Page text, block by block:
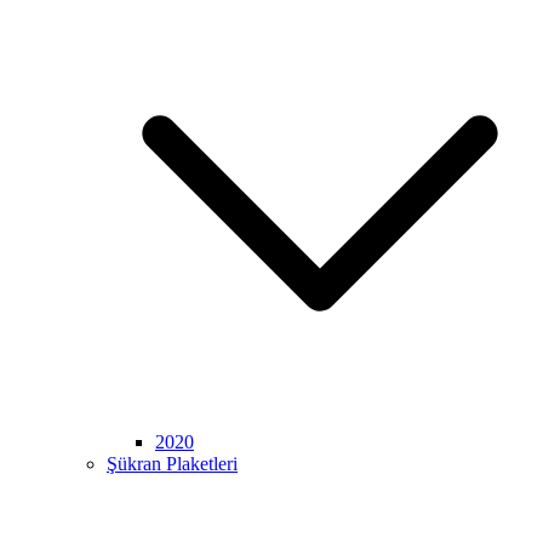
2020
Şükran Plaketleri